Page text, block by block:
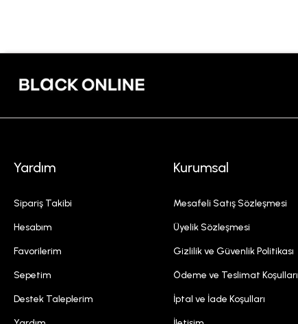
Yardım
Sipariş Takibi
Hesabım
Favorilerim
Sepetim
Destek Taleplerim
Kurumsal
Mesafeli Satış Sözleşmesi
Üyelik Sözleşmesi
Gizlilik ve Güvenlik Politikası
Ödeme ve Teslimat Koşulları
İptal ve İade Koşulları